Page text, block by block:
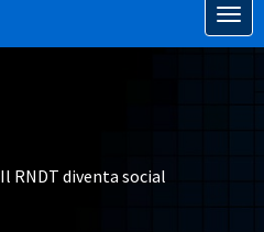
Open
Il RNDT diventa social